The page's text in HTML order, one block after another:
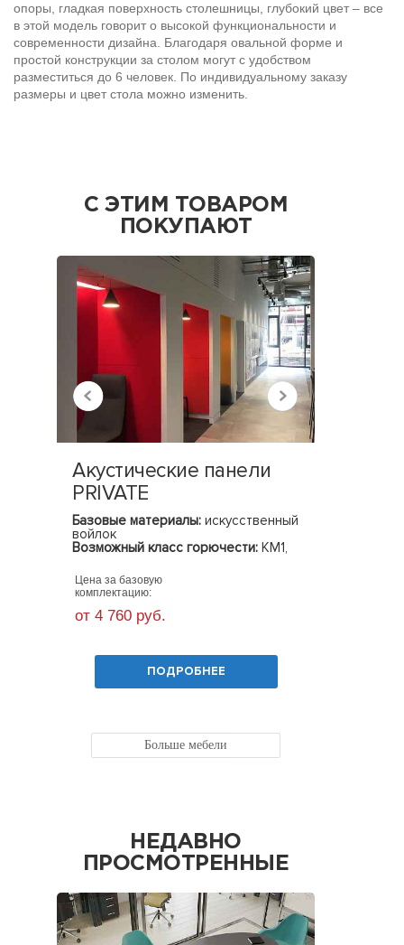
опоры, гладкая поверхность столешницы, глубокий цвет – все
в этой модель говорит о высокой функциональности и
современности дизайна. Благодаря овальной форме и
простой конструкции за столом могут с удобством
разместиться до 6 человек. По индивидуальному заказу
размеры и цвет стола можно изменить.
С ЭТИМ ТОВАРОМ
ПОКУПАЮТ
Акустические панели
PRIVATE
Базовые материалы: искусственный
войлок
Возможный класс горючести: КМ1,
Цена за базовую
комплектацию:
от 4 760 руб.
ПОДРОБНЕЕ
Больше мебели
НЕДАВНО
ПРОСМОТРЕННЫЕ